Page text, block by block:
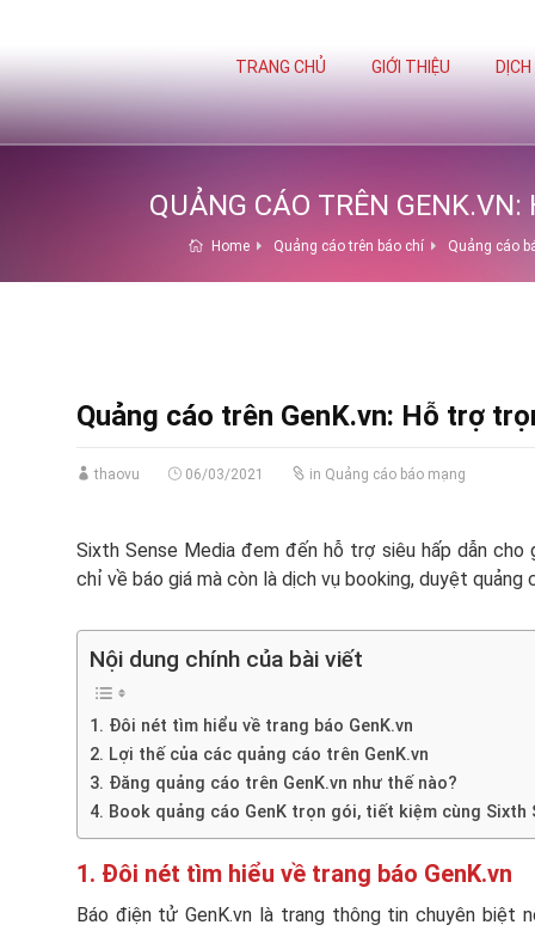
TRANG CHỦ GIỚI THIỆU
QUẢNG CÁO TRÊN GENK.VN:
Home Quảng cáo trên báo chí Quảng cáo
Quảng cáo trên GenK.vn: Hỗ trợ
thaovu 06/03/2021 in Quảng cáo báo mạng
Sixth Sense Media đem đến hỗ trợ siêu hấp dẫn cho
chỉ về báo giá mà còn là dịch vụ booking, duyệt quảng
Nội dung chính của bài viết
1. Đôi nét tìm hiểu về trang báo GenK.vn
2. Lợi thế của các quảng cáo trên GenK.vn
3. Đăng quảng cáo trên GenK.vn như thế nào?
4. Book quảng cáo GenK trọn gói, tiết kiệm cùng Sixth
1. Đôi nét tìm hiểu về trang báo GenK.vn
Báo điện tử GenK.vn là trang thông tin chuyên biệt